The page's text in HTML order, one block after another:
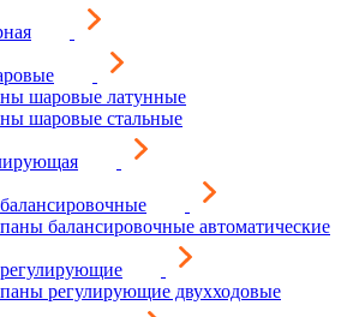
шаровые латунные
шаровые стальные
балансировочные автоматические
регулирующие двухходовые